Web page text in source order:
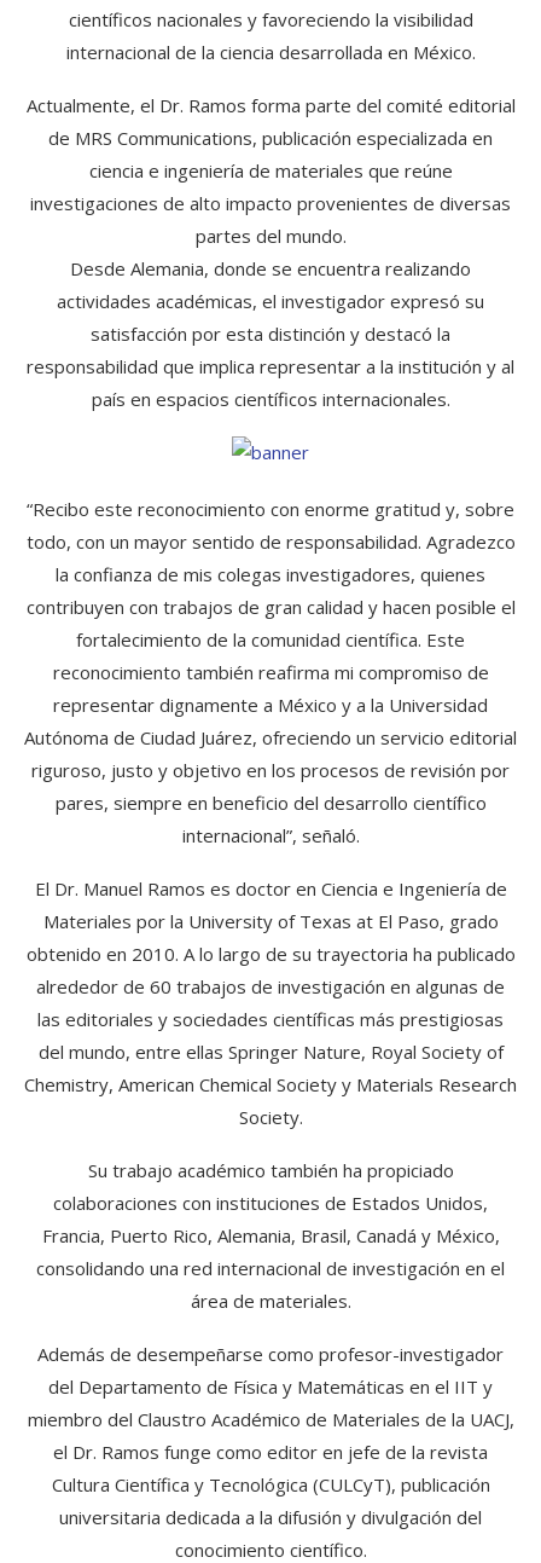
científicos nacionales y favoreciendo la visibilidad
internacional de la ciencia desarrollada en México.
Actualmente, el Dr. Ramos forma parte del comité editorial
de MRS Communications, publicación especializada en
ciencia e ingeniería de materiales que reúne
investigaciones de alto impacto provenientes de diversas
partes del mundo.
Desde Alemania, donde se encuentra realizando
actividades académicas, el investigador expresó su
satisfacción por esta distinción y destacó la
responsabilidad que implica representar a la institución y al
país en espacios científicos internacionales.
“Recibo este reconocimiento con enorme gratitud y, sobre
todo, con un mayor sentido de responsabilidad. Agradezco
la confianza de mis colegas investigadores, quienes
contribuyen con trabajos de gran calidad y hacen posible el
fortalecimiento de la comunidad científica. Este
reconocimiento también reafirma mi compromiso de
representar dignamente a México y a la Universidad
Autónoma de Ciudad Juárez, ofreciendo un servicio editorial
riguroso, justo y objetivo en los procesos de revisión por
pares, siempre en beneficio del desarrollo científico
internacional”, señaló.
El Dr. Manuel Ramos es doctor en Ciencia e Ingeniería de
Materiales por la University of Texas at El Paso, grado
obtenido en 2010. A lo largo de su trayectoria ha publicado
alrededor de 60 trabajos de investigación en algunas de
las editoriales y sociedades científicas más prestigiosas
del mundo, entre ellas Springer Nature, Royal Society of
Chemistry, American Chemical Society y Materials Research
Society.
Su trabajo académico también ha propiciado
colaboraciones con instituciones de Estados Unidos,
Francia, Puerto Rico, Alemania, Brasil, Canadá y México,
consolidando una red internacional de investigación en el
área de materiales.
Además de desempeñarse como profesor-investigador
del Departamento de Física y Matemáticas en el IIT y
miembro del Claustro Académico de Materiales de la UACJ,
el Dr. Ramos funge como editor en jefe de la revista
Cultura Científica y Tecnológica (CULCyT), publicación
universitaria dedicada a la difusión y divulgación del
conocimiento científico.